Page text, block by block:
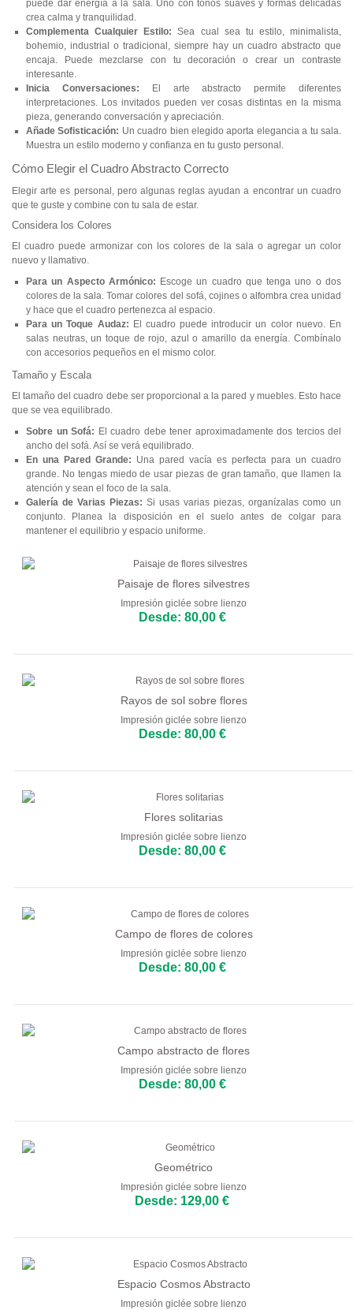
puede dar energía a la sala. Uno con tonos suaves y formas delicadas
crea calma y tranquilidad.
Complementa Cualquier Estilo: Sea cual sea tu estilo, minimalista,
bohemio, industrial o tradicional, siempre hay un cuadro abstracto que
encaja. Puede mezclarse con tu decoración o crear un contraste
interesante.
Inicia Conversaciones: El arte abstracto permite diferentes
interpretaciones. Los invitados pueden ver cosas distintas en la misma
pieza, generando conversación y apreciación.
Añade Sofisticación: Un cuadro bien elegido aporta elegancia a tu sala.
Muestra un estilo moderno y confianza en tu gusto personal.
Cómo Elegir el Cuadro Abstracto Correcto
Elegir arte es personal, pero algunas reglas ayudan a encontrar un cuadro
que te guste y combine con tu sala de estar.
Considera los Colores
El cuadro puede armonizar con los colores de la sala o agregar un color
nuevo y llamativo.
Para un Aspecto Armónico: Escoge un cuadro que tenga uno o dos
colores de la sala. Tomar colores del sofá, cojines o alfombra crea unidad
y hace que el cuadro pertenezca al espacio.
Para un Toque Audaz: El cuadro puede introducir un color nuevo. En
salas neutras, un toque de rojo, azul o amarillo da energía. Combínalo
con accesorios pequeños en el mismo color.
Tamaño y Escala
El tamaño del cuadro debe ser proporcional a la pared y muebles. Esto hace
que se vea equilibrado.
Sobre un Sofá: El cuadro debe tener aproximadamente dos tercios del
ancho del sofá. Así se verá equilibrado.
En una Pared Grande: Una pared vacía es perfecta para un cuadro
grande. No tengas miedo de usar piezas de gran tamaño, que llamen la
atención y sean el foco de la sala.
Galería de Varias Piezas: Si usas varias piezas, organízalas como un
conjunto. Planea la disposición en el suelo antes de colgar para
mantener el equilibrio y espacio uniforme.
Paisaje de flores silvestres
Impresión giclée sobre lienzo
Desde: 80,00 €
Rayos de sol sobre flores
Impresión giclée sobre lienzo
Desde: 80,00 €
Flores solitarias
Impresión giclée sobre lienzo
Desde: 80,00 €
Campo de flores de colores
Impresión giclée sobre lienzo
Desde: 80,00 €
Campo abstracto de flores
Impresión giclée sobre lienzo
Desde: 80,00 €
Geométrico
Impresión giclée sobre lienzo
Desde: 129,00 €
Espacio Cosmos Abstracto
Impresión giclée sobre lienzo